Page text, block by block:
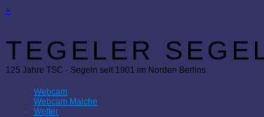
×
TEGELER
125 Jahre TSC - Segeln seit 1901 im Norden Berlins
Webcam
Webcam Malche
Wetter